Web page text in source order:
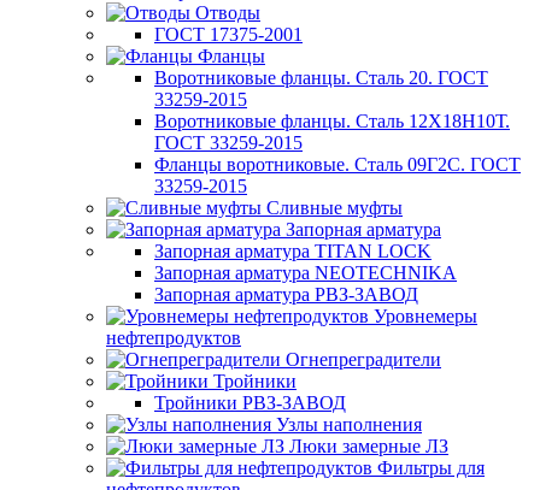
Отводы
ГОСТ 17375-2001
Фланцы
Воротниковые фланцы. Сталь 20. ГОСТ
33259-2015
Воротниковые фланцы. Сталь 12Х18Н10Т.
ГОСТ 33259-2015
Фланцы воротниковые. Сталь 09Г2С. ГОСТ
33259-2015
Сливные муфты
Запорная арматура
Запорная арматура TITAN LOCK
Запорная арматура NEOTECHNIKA
Запорная арматура РВЗ-ЗАВОД
Уровнемеры
нефтепродуктов
Огнепреградители
Тройники
Тройники РВЗ-ЗАВОД
Узлы наполнения
Люки замерные ЛЗ
Фильтры для